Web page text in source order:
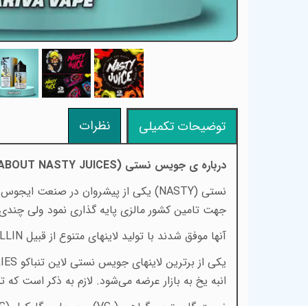
توضیحات تکمیلی نظرات
درباره ی جویس نستی (NASTY JUICES
نستی (NASTY) یکی از پیشروان در صنعت ایجوس
جهت تامین کشور مالزی پایه گذاری نمود ولی
آنها موفق شدند با تولید لاینهای متنوع از قبیل
یکی از برترین لاینهای جویس نستی لاین تنباکو
انبه یخ به بازار عرضه می‌شود. لازم به ذکر است که